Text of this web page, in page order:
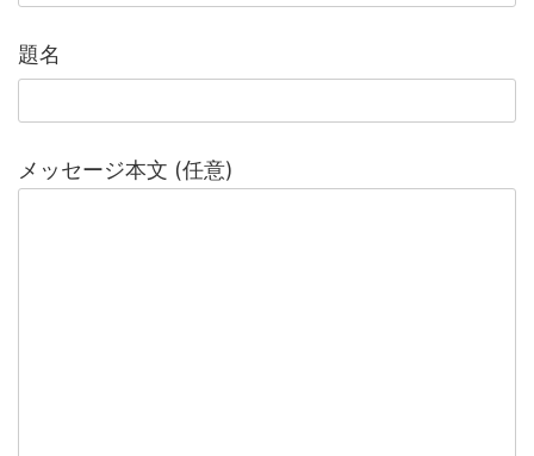
題名
メッセージ本文 (任意)